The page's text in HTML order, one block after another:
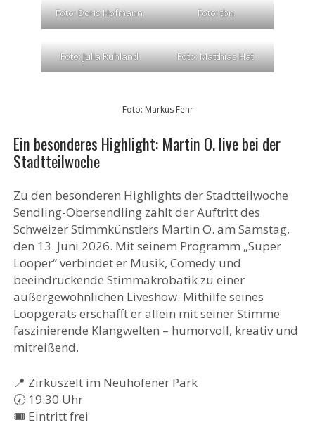
Foto: Doris Hofmann Foto: tbn
Foto: Julia Ruhland Foto: Matthias Hat
Foto: Markus Fehr
Ein besonderes Highlight: Martin O. live bei der
Stadtteilwoche
Zu den besonderen Highlights der Stadtteilwoche
Sendling-Obersendling zählt der Auftritt des
Schweizer Stimmkünstlers Martin O. am Samstag,
den 13. Juni 2026. Mit seinem Programm „Super
Looper“ verbindet er Musik, Comedy und
beeindruckende Stimmakrobatik zu einer
außergewöhnlichen Liveshow. Mithilfe seines
Loopgeräts erschafft er allein mit seiner Stimme
faszinierende Klangwelten – humorvoll, kreativ und
mitreißend.
📍 Zirkuszelt im Neuhofener Park
🕢 19:30 Uhr
🎟️ Eintritt frei